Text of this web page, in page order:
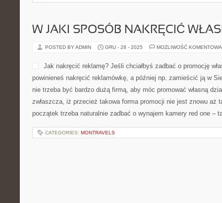
W JAKI SPOSÓB NAKRĘCIĆ
POSTED BY ADMIN GRU - 28 - 2025 MOŻLIWOŚĆ
Jak nakręcić reklamę? Jeśli chciałbyś zadbać o promocję
powinieneś nakręcić reklamówkę, a później np. zamieścić ją w
nie trzeba być bardzo dużą firmą, aby móc promować własną
zwłaszcza, iż przecież takowa forma promocji nie jest znowu aż
początek trzeba naturalnie zadbać o wynajem kamery red one –
CATEGORIES: MONTRAVELS